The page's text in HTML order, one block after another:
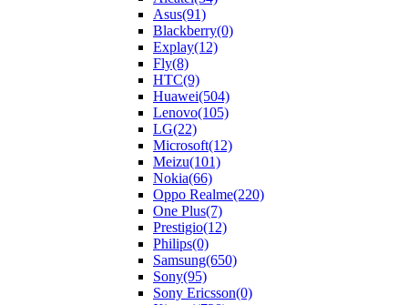
Asus(91)
Blackberry(0)
Explay(12)
Fly(8)
HTC(9)
Huawei(504)
Lenovo(105)
LG(22)
Microsoft(12)
Meizu(101)
Nokia(66)
Oppo Realme(220)
One Plus(7)
Prestigio(12)
Philips(0)
Samsung(650)
Sony(95)
Sony Ericsson(0)